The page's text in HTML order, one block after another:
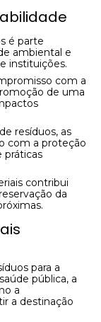
é parte
ambiental e
instituições.
com a
de uma
resíduos, as
com a proteção
práticas
contribui
da
para a
pública, a
a
a destinação